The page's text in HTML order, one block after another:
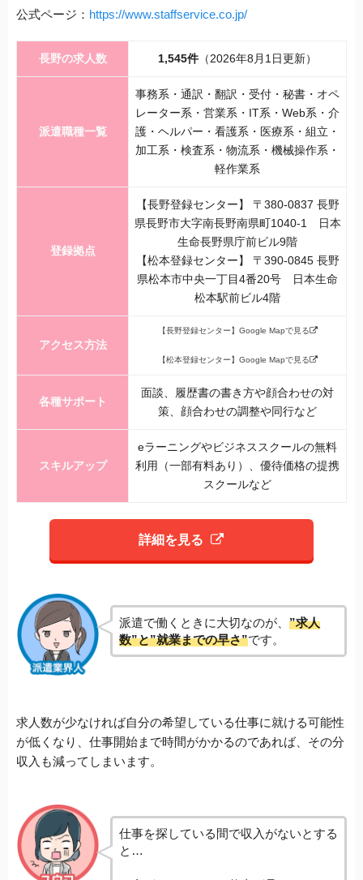
公式ページ： https://www.staffservice.co.jp/
長野の求人数 1,545件 （2026年8月1日更新）
派遣職種一覧
事務系・通訳・翻訳・受付・秘書・オペ
レーター系・営業系・IT系・Web系・介
護・ヘルパー・看護系・医療系・組立・
加工系・検査系・物流系・機械操作系・
軽作業系
登録拠点
【長野登録センター】 〒380-0837 長野
県長野市大字南長野南県町1040-1 日本
生命長野県庁前ビル9階
【松本登録センター】 〒390-0845 長野
県松本市中央一丁目4番20号 日本生命
松本駅前ビル4階
アクセス方法
【長野登録センター】Google Mapで見る
【松本登録センター】Google Mapで見る
各種サポート
面談、履歴書の書き方や顔合わせの対
策、顔合わせの調整や同行など
スキルアップ
eラーニングやビジネススクールの無料
利用（一部有料あり）、優待価格の提携
スクールなど
詳細を見る
派遣で働くときに大切なのが、 ”求人
数”と”就業までの早さ”です。
求人数が少なければ自分の希望している仕事に就ける可能性
が低くなり、仕事開始まで時間がかかるのであれば、その分
収入も減ってしまいます。
仕事を探している間で収入がないとする
と…